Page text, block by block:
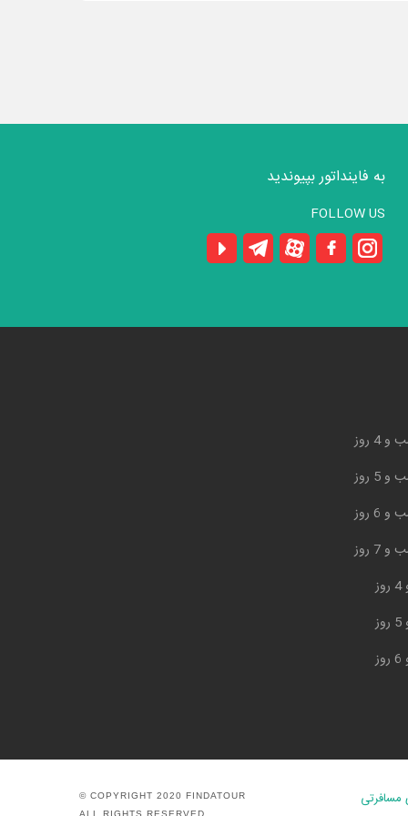
به فاینداتور بپیوندید
FOLLOW US
© COPYRIGHT 2020 FINDATOUR
ALL RIGHTS RESERVED